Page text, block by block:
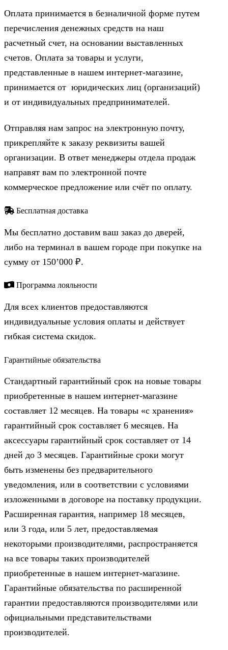
Оплата принимается в безналичной форме путем
перечисления денежных средств на наш
расчетный счет, на основании выставленных
счетов. Оплата за товары и услуги,
представленные в нашем интернет-магазине,
принимается от юридических лиц (организаций)
и от индивидуальных предпринимателей.
Отправляя нам запрос на электронную почту,
прикрепляйте к заказу реквизиты вашей
организации. В ответ менеджеры отдела продаж
направят вам по электронной почте
коммерческое предложение или счёт по оплату.
Бесплатная доставка
Мы бесплатно доставим ваш заказ до дверей,
либо на терминал в вашем городе при покупке на
сумму от 150’000 ₽.
Программа лояльности
Для всех клиентов предоставляются
индивидуальные условия оплаты и действует
гибкая система скидок.
Гарантийные обязательства
Стандартный гарантийный срок на новые товары
приобретенные в нашем интернет-магазине
составляет 12 месяцев. На товары «с хранения»
гарантийный срок составляет 6 месяцев. На
аксессуары гарантийный срок составляет от 14
дней до 3 месяцев. Гарантийные сроки могут
быть изменены без предварительного
уведомления, или в соответствии с условиями
изложенными в договоре на поставку продукции.
Расширенная гарантия, например 18 месяцев,
или 3 года, или 5 лет, предоставляемая
некоторыми производителями, распространяется
на все товары таких производителей
приобретенные в нашем интернет-магазине.
Гарантийные обязательства по расширенной
гарантии предоставляются производителями или
официальными представительствами
производителей.